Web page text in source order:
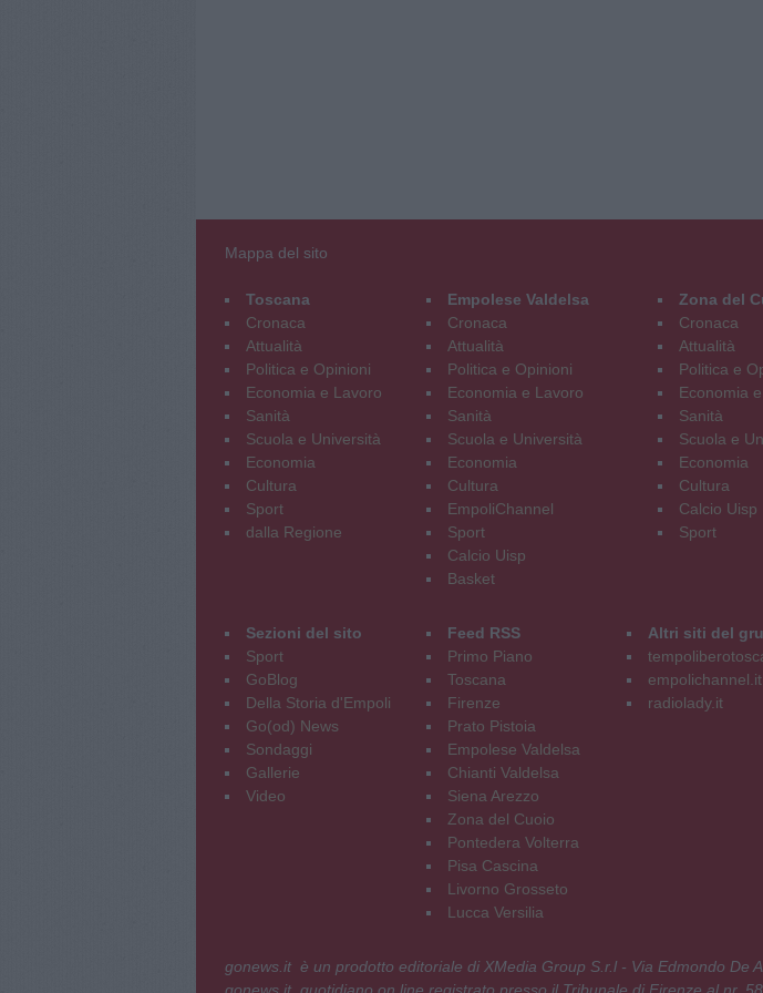
Mappa del sito
Toscana
Cronaca
Attualità
Politica e Opinioni
Economia e Lavoro
Sanità
Scuola e Università
Economia
Cultura
Sport
dalla Regione
Empolese Valdelsa
Cronaca
Attualità
Politica e Opinioni
Economia e Lavoro
Sanità
Scuola e Università
Economia
Cultura
EmpoliChannel
Sport
Calcio Uisp
Basket
Zona del
Cronaca
Attualità
Politica e
Economia
Sanità
Scuola e
Economia
Cultura
Calcio Uisp
Sport
Sezioni del sito
Sport
GoBlog
Della Storia d'Empoli
Go(od) News
Sondaggi
Gallerie
Video
Feed RSS
Primo Piano
Toscana
Firenze
Prato Pistoia
Empolese Valdelsa
Chianti Valdelsa
Siena Arezzo
Zona del Cuoio
Pontedera Volterra
Pisa Cascina
Livorno Grosseto
Lucca Versilia
Altri siti del
empolichannel.it
radiolady.it
gonews.it è un prodotto editoriale di XMedia Group S.r.l - Via Edmondo De